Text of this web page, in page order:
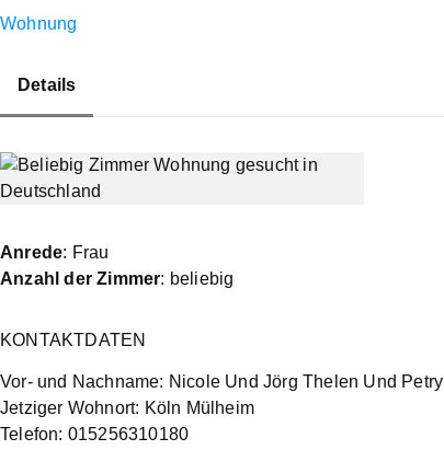
Wohnung
Details
Anrede: Frau
Anzahl der Zimmer: beliebig
KONTAKTDATEN
Vor- und Nachname: Nicole Und Jörg Thelen Und Petry
Jetziger Wohnort: Köln Mülheim
Telefon: 015256310180